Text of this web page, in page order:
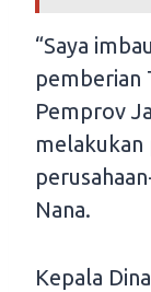
“Saya
pemberian
Pemprov
melakukan
Nana.
Kepala